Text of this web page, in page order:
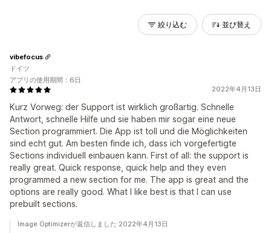
絞り込む 並び替え
2022年4月13日
Kurz Vorweg: der Support ist wirklich großartig. Schnelle
Antwort, schnelle Hilfe und sie haben mir sogar eine neue
Section programmiert. Die App ist toll und die Möglichkeiten
sind echt gut. Am besten finde ich, dass ich vorgefertigte
Sections individuell einbauen kann. First of all: the support is
really great. Quick response, quick help and they even
programmed a new section for me. The app is great and the
options are really good. What I like best is that I can use
prebuilt sections.
vibefocus
ドイツ
アプリの使用期間：6日
Image Optimizerが返信しました 2022年4月13日